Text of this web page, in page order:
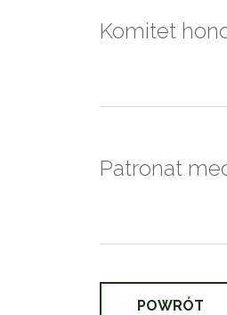
Komitet
Patronat
POWRÓT